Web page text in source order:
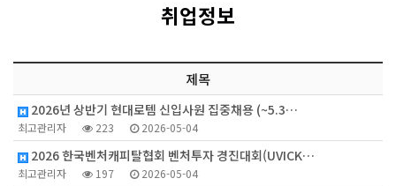
취업정보
제목
2026년 상반기 현대로템 신입사원 집중채용 (~5.3…
최고관리자 223 2026-05-04
2026 한국벤처캐피탈협회 벤처투자 경진대회(UVICK…
최고관리자 197 2026-05-04